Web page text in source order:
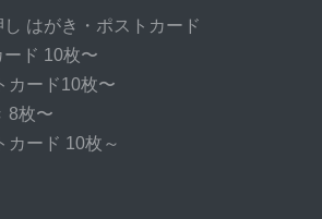
はがき・ポストカード
ド 10枚〜
カード10枚〜
8枚〜
カード 10枚～